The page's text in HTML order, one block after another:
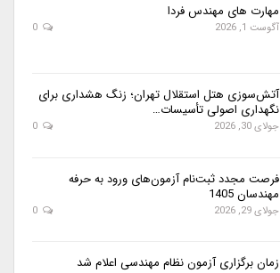
مهارت های مهندس فردا
آگوست 1, 2026
آتش‌سوزی هتل استقلال تهران؛ زنگ هشداری برای
نگهداری اصولی تأسیسات…
جولای 30, 2026
فرصت مجدد ثبت‌نام آزمون‌های ورود به حرفه
مهندسان 1405
جولای 29, 2026
زمان برگزاری آزمون نظام مهندسی اعلام شد